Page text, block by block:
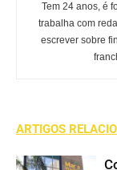
Tem 24 anos, é
trabalha com
escrever sobre
ARTIGOS